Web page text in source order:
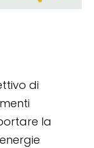
di
la